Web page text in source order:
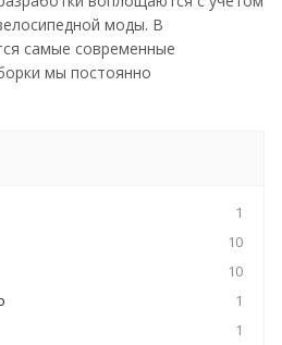
моды. В
самые современные
мы постоянно
1
10
10
1
1